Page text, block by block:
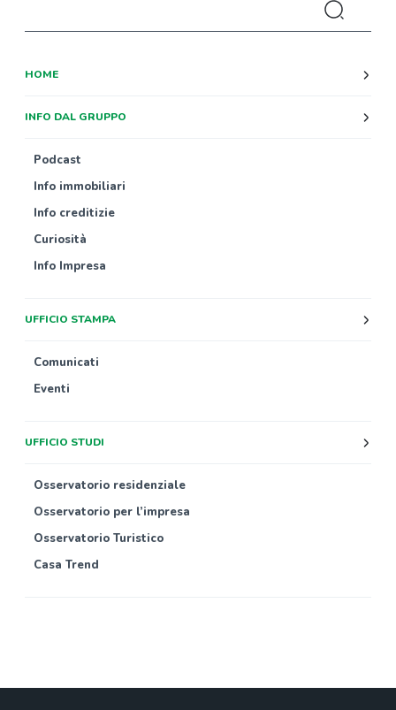
HOME
INFO DAL GRUPPO
Podcast
Info immobiliari
Info creditizie
Curiosità
Info Impresa
UFFICIO STAMPA
Comunicati
Eventi
UFFICIO STUDI
Osservatorio residenziale
Osservatorio per l’impresa
Osservatorio Turistico
Casa Trend